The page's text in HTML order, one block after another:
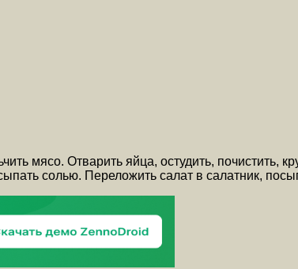
мясо. Отварить яйца, остудить, почистить,
солью. Переложить салат в салатник,